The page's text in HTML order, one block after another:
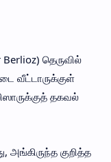
தெருவில்
வீட்டாருக்குள்
தகவல்
அங்கிருந்த குறித்த